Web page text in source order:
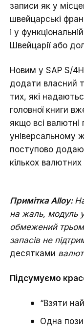
записи як у
швейцарські
і у
Швейцарії або
Новим у SAP S/
додати власний
тих, які
головної книги
якщо всі
універсальному
поступово
кількох валютних
Примітка Alloy:
на жаль, модуль
обмежений
запасів не
десятками
Підсумуємо
“Взяти
Одна